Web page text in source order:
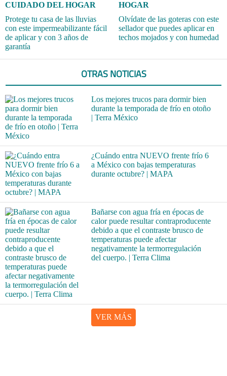
CUIDADO DEL HOGAR
Protege tu casa de las lluvias
con este impermeabilizante fácil
de aplicar y con 3 años de
garantía
HOGAR
Olvídate de las goteras con este
sellador que puedes aplicar en
techos mojados y con humedad
OTRAS NOTICIAS
Los mejores trucos para dormir bien
durante la temporada de frío en otoño
| Terra México
¿Cuándo entra NUEVO frente frío 6
a México con bajas temperaturas
durante octubre? | MAPA
Bañarse con agua fría en épocas de
calor puede resultar contraproducente
debido a que el contraste brusco de
temperaturas puede afectar
negativamente la termorregulación
del cuerpo. | Terra Clima
VER MÁS